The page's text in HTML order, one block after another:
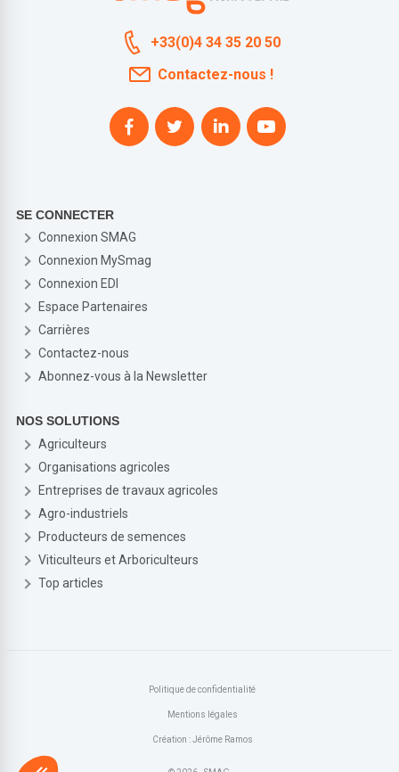
+33(0)4 34 35 20 50
Contactez-nous !
SE CONNECTER
Connexion SMAG
Connexion MySmag
Connexion EDI
Espace Partenaires
Carrières
Contactez-nous
Abonnez-vous à la Newsletter
NOS SOLUTIONS
Agriculteurs
Organisations agricoles
Entreprises de travaux agricoles
Agro-industriels
Producteurs de semences
Viticulteurs et Arboriculteurs
Top articles
Politique de confidentialité
Mentions légales
Création : Jérôme Ramos